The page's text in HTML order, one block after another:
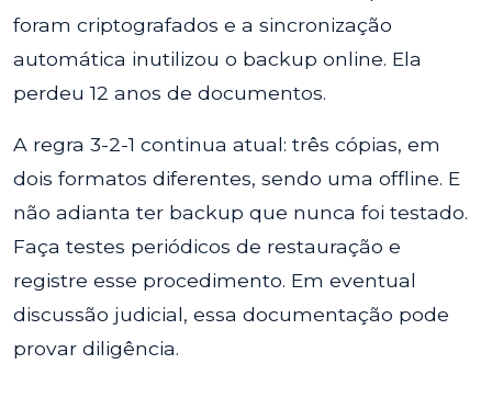
foram criptografados e a sincronização
automática inutilizou o backup online. Ela
perdeu 12 anos de documentos.
A regra 3-2-1 continua atual: três cópias, em
dois formatos diferentes, sendo uma offline. E
não adianta ter backup que nunca foi testado.
Faça testes periódicos de restauração e
registre esse procedimento. Em eventual
discussão judicial, essa documentação pode
provar diligência.